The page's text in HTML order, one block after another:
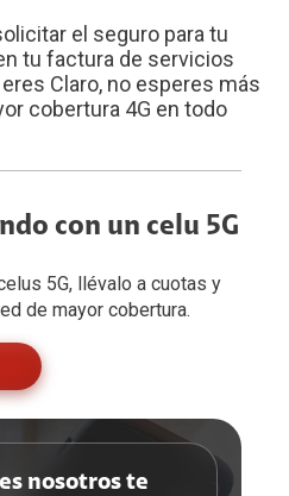
el seguro para tu
tu factura de servicios
Claro, no esperes más
cobertura 4G en todo
con un celu 5G
5G, llévalo a cuotas y
de mayor cobertura.
nosotros te